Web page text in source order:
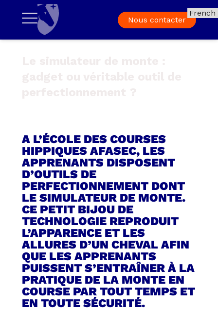
Nous contacter
A L’ÉCOLE DES COURSES
HIPPIQUESAFASEC, LES
APPRENANTS DISPOSENT
D’OUTILS DE
PERFECTIONNEMENT DONT
LE SIMULATEUR DE MONTE.
CE PETIT BIJOU DE
TECHNOLOGIE REPRODUIT
L’APPARENCE ET LES
ALLURES D’UN CHEVAL AFIN
QUE LES APPRENANTS
PUISSENT S’ENTRAÎNER À LA
PRATIQUE DE LA MONTE EN
COURSE PAR TOUT TEMPS ET
EN TOUTE SÉCURITÉ.